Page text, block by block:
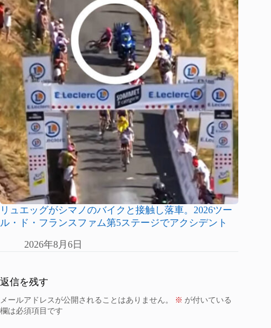
リュエッグがシマノのバイクと接触し落車。2026ツー
ル・ド・フランスファム第5ステージでアクシデント
2026年8月6日
返信を残す
メールアドレスが公開されることはありません。 ※ が付いている
欄は必須項目です